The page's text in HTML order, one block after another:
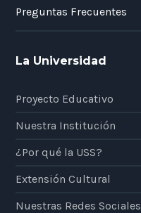
Preguntas Frecuentes
La Universidad
Proyecto Educativo
Nuestra Institución
¿Por qué la USS?
Extensión Cultural
Nuestras Redes Sociales